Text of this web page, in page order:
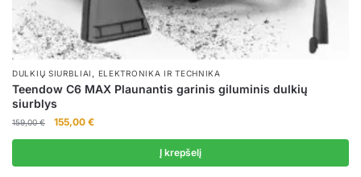
DULKIŲ SIURBLIAI , ELEKTRONIKA IR TECHNIKA
Teendow C6 MAX Plaunantis garinis giluminis dulkių
siurblys
159,00€
Original
price
159,00 €.
155,00 €Current
price
155,00 €.
Į krepšelį